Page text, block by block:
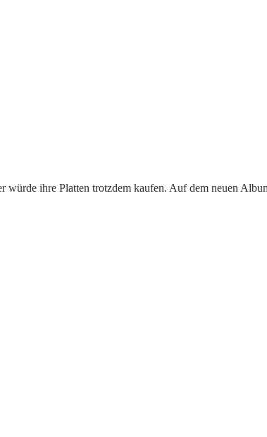
ihre Platten trotzdem kaufen. Auf dem neuen